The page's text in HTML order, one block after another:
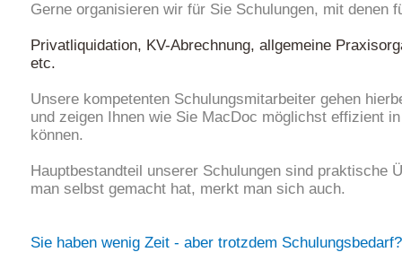
Gerne organisieren wir für Sie Schulungen, mit denen
Privatliquidation, KV-Abrechnung, allgemeine
etc.
Unsere kompetenten Schulungsmitarbeiter gehen
und zeigen Ihnen wie Sie MacDoc möglichst effizient
können.
Hauptbestandteil unserer Schulungen sind praktische
man selbst gemacht hat, merkt man sich auch.
Sie haben wenig Zeit - aber trotzdem Schulungsbedarf?